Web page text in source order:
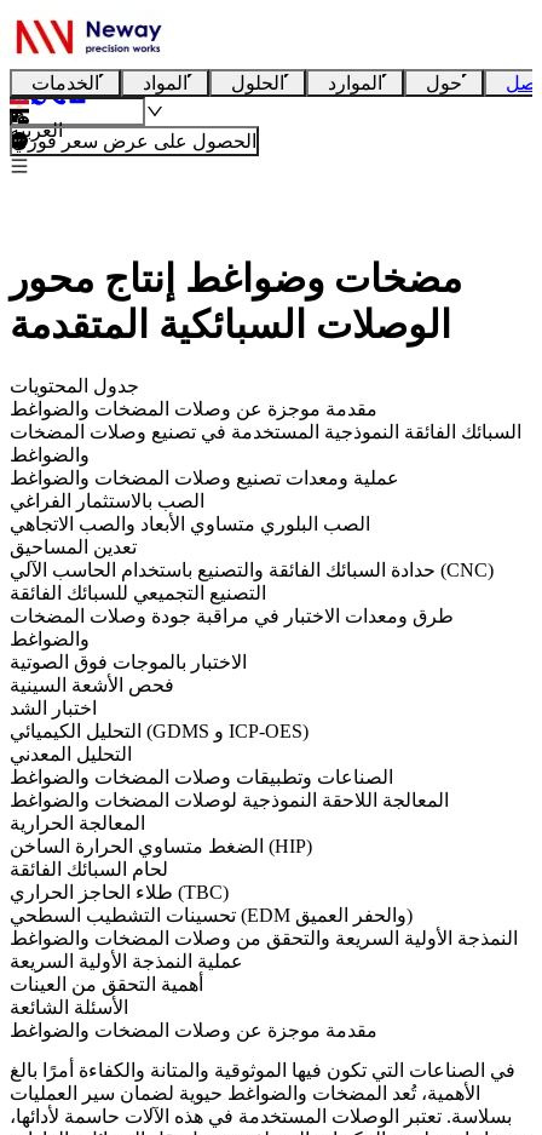
الخدمات المواد الحلول الموارد حول
العربية
الحصول على عرض سعر فوري
مضخات وضواغط إنتاج محور
الوصلات السبائكية المتقدمة
جدول المحتويات
مقدمة موجزة عن وصلات المضخات والضواغط
السبائك الفائقة النموذجية المستخدمة في تصنيع وصلات المضخات
والضواغط
عملية ومعدات تصنيع وصلات المضخات والضواغط
الصب بالاستثمار الفراغي
الصب البلوري متساوي الأبعاد والصب الاتجاهي
تعدين المساحيق
حدادة السبائك الفائقة والتصنيع باستخدام الحاسب الآلي (CNC)
التصنيع التجميعي للسبائك الفائقة
طرق ومعدات الاختبار في مراقبة جودة وصلات المضخات
والضواغط
الاختبار بالموجات فوق الصوتية
فحص الأشعة السينية
اختبار الشد
التحليل الكيميائي (GDMS و ICP-OES)
التحليل المعدني
الصناعات وتطبيقات وصلات المضخات والضواغط
المعالجة اللاحقة النموذجية لوصلات المضخات والضواغط
المعالجة الحرارية
الضغط متساوي الحرارة الساخن (HIP)
لحام السبائك الفائقة
طلاء الحاجز الحراري (TBC)
تحسينات التشطيب السطحي (EDM والحفر العميق)
النمذجة الأولية السريعة والتحقق من وصلات المضخات والضواغط
عملية النمذجة الأولية السريعة
أهمية التحقق من العينات
الأسئلة الشائعة
مقدمة موجزة عن وصلات المضخات والضواغط
في الصناعات التي تكون فيها الموثوقية و المتانة و الكفاءة أمرًا بالغ
الأهمية، تُعد المضخات والضواغط حيوية لضمان سير العمليات
بسلاسة. تعتبر الوصلات المستخدمة في هذه الآلات حاسمة لأدائها،